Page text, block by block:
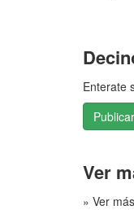
Enterate
Ver
» Ver